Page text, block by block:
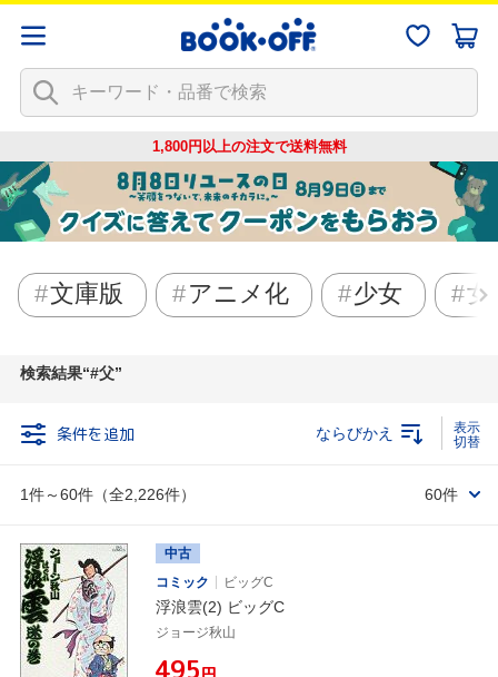
1,800円以上の注文で送料無料
文庫版 アニメ化 少女 女
検索結果 #父
条件を追加
1件～60件（全2,226件）
ならびかえ
60件
中古
コミック
ビッグC
浮浪雲(2) ビッグC
ジョージ秋山
¥495円